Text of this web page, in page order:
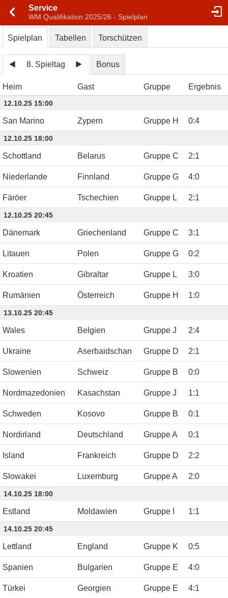
Service
WM Qualifikation 2025/26 - Spielplan
Spielplan Tabellen Torschützen
8. Spieltag Bonus
Heim Gast Gruppe Ergebnis
12.10.25 15:00
San Marino Zypern Gruppe H 0:4
12.10.25 18:00
Schottland Belarus Gruppe C 2:1
Niederlande Finnland Gruppe G 4:0
Färöer Tschechien Gruppe L 2:1
12.10.25 20:45
Dänemark Griechenland Gruppe C 3:1
Litauen Polen Gruppe G 0:2
Kroatien Gibraltar Gruppe L 3:0
Rumänien Österreich Gruppe H 1:0
13.10.25 20:45
Wales Belgien Gruppe J 2:4
Ukraine Aserbaidschan Gruppe D 2:1
Slowenien Schweiz Gruppe B 0:0
Nordmazedonien Kasachstan Gruppe J 1:1
Schweden Kosovo Gruppe B 0:1
Nordirland Deutschland Gruppe A 0:1
Island Frankreich Gruppe D 2:2
Slowakei Luxemburg Gruppe A 2:0
14.10.25 18:00
Estland Moldawien Gruppe I 1:1
14.10.25 20:45
Lettland England Gruppe K 0:5
Spanien Bulgarien Gruppe E 4:0
Türkei Georgien Gruppe E 4:1